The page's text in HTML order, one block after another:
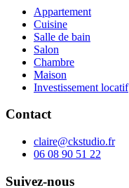
Appartement
Cuisine
Salle de bain
Salon
Chambre
Maison
Investissement locatif
Contact
claire@ckstudio.fr
06 08 90 51 22
Suivez-nous